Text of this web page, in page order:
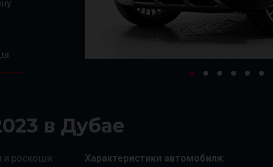
и роскоши
Характеристики автомобиля:
в Дубае